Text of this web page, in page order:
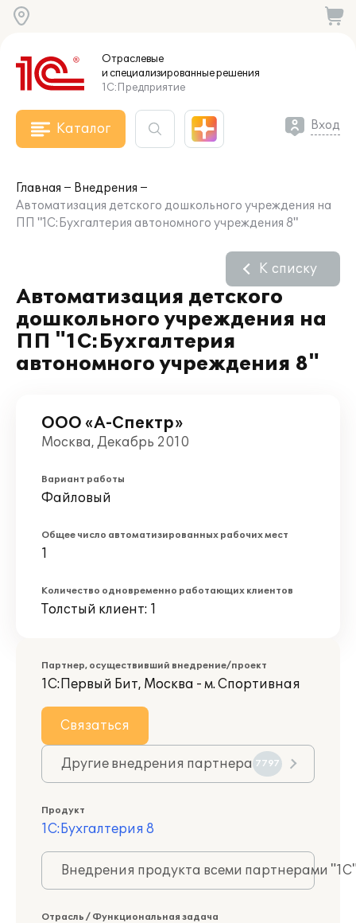
Отраслевые
и специализированныерешения
1С:Предприятие
Каталог Вход
Главная
Внедрения
Автоматизация детского дошкольного учреждения на
ПП "1С:Бухгалтерия автономного учреждения 8"
Автоматизация детского
дошкольного учреждения на
ПП "1С:Бухгалтерия
автономного учреждения 8"
К списку
ООО «А-Спектр»
Москва, Декабрь 2010
Вариант работы
Файловый
Общее число автоматизированных рабочих мест
1
Количество одновременно работающих клиентов
Толстый клиент: 1
Партнер, осуществивший внедрение/проект
1С:Первый Бит, Москва - м. Спортивная
Связаться
Другие внедрения партнера 7797
Продукт
1С:Бухгалтерия 8
Внедрения продукта всеми партнерами
Отрасль / Функциональная задача